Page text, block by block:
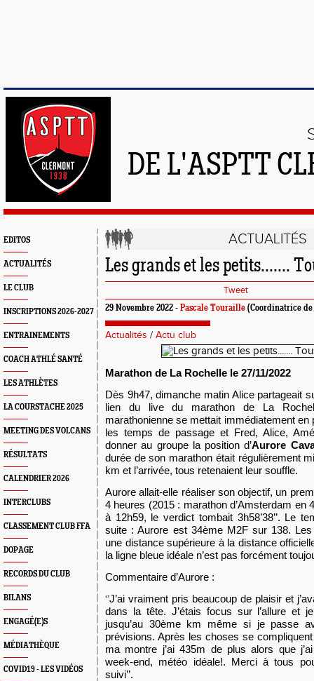
DE L'ASPTT
EDITOS
ACTUALITÉS
LE CLUB
INSCRIPTIONS 2026-2027
ENTRAINEMENTS
COACH ATHLÉ SANTÉ
LES ATHLÈTES
LA COURSTACHE 2025
MEETING DES VOLCANS
RÉSULTATS
CALENDRIER 2026
INTERCLUBS
CLASSEMENT CLUB FFA
DOPAGE
RECORDS DU CLUB
BILANS
ENGAGÉ(E)S
MÉDIATHÈQUE
COVID19 - LES VIDÉOS
ACTUALITÉS
Les grands et les petits.......
Tweet
29 Novembre 2022 - Pascale Touraille (Coordinatrice
Actualités / Actu club
Marathon de La Rochelle le 27/11/2022
Dès 9h47, dimanche matin Alice partageait
lien du live du marathon de La
marathonienne se mettait immédiatement en
les temps de passage et Fred, Alice,
donner au groupe la position d’Aurore
durée de son marathon était régulièrement
km et l’arrivée, tous retenaient leur souffle.
Aurore allait-elle réaliser son objectif, un
4 heures (2015 : marathon d’Amsterdam en
à 12h59, le verdict tombait 3h58’38’’. Le
suite : Aurore est 34ème M2F sur 138.
une distance supérieure à la distance
la ligne bleue idéale n’est pas forcément
Commentaire d’Aurore :
‘’J’ai vraiment pris beaucoup de plaisir et
dans la tête. J’étais focus sur l’allure et
jusqu’au 30ème km même si je passe
prévisions. Après les choses se
ma montre j’ai 435m de plus alors que
week-end, météo idéale!. Merci à tous
suivi’’.